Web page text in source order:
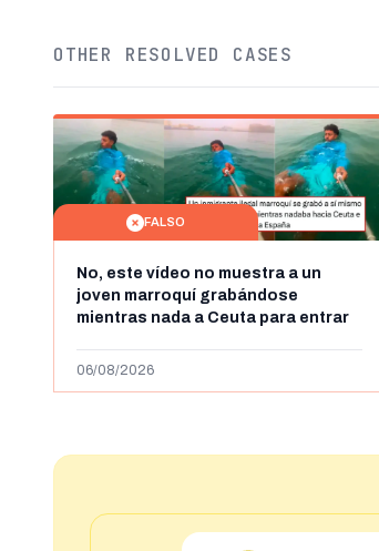
OTHER RESOLVED CASES
FALSO
No, este vídeo no muestra a un
joven marroquí grabándose
mientras nada a Ceuta para entrar
más de 450km de Ceuta y el autor lo
06/08/2026